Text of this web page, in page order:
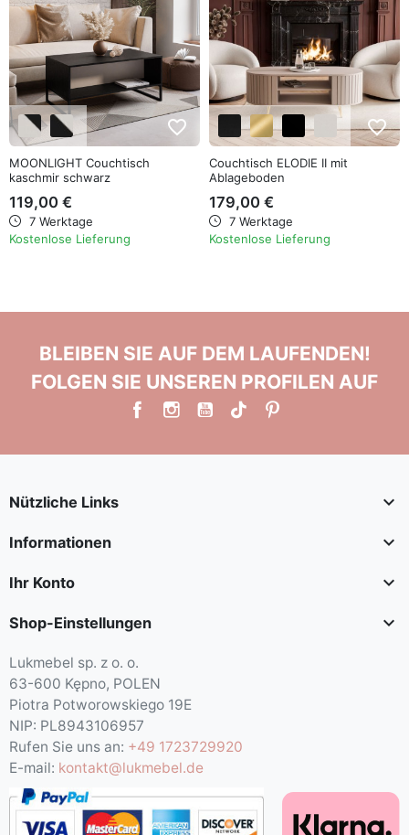
favorite_border
MOONLIGHT Couchtisch
kaschmir schwarz
119,00 €
7 Werktage
Kostenlose Lieferung
favorite_border
Couchtisch ELODIE II mit
Ablageboden
179,00 €
7 Werktage
Kostenlose Lieferung
BLEIBEN SIE AUF DEM LAUFENDEN!
FOLGEN SIE UNSEREN PROFILEN AUF
Nützliche Links 
Informationen 
Ihr Konto 
Shop-Einstellungen 
Lukmebel sp. z o. o.
63-600 Kępno, POLEN
Piotra Potworowskiego 19E
NIP: PL8943106957
Rufen Sie uns an: +49 1723729920
E-mail: kontakt@lukmebel.de